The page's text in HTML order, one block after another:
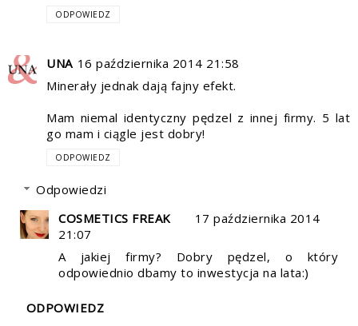
ODPOWIEDZ
UNA 16 października 2014 21:58
Minerały jednak dają fajny efekt.
Mam niemal identyczny pędzel z innej firmy. 5 lat
go mam i ciągle jest dobry!
ODPOWIEDZ
Odpowiedzi
COSMETICS FREAK
17 października 2014
21:07
A jakiej firmy? Dobry pędzel, o który
odpowiednio dbamy to inwestycja na lata:)
ODPOWIEDZ